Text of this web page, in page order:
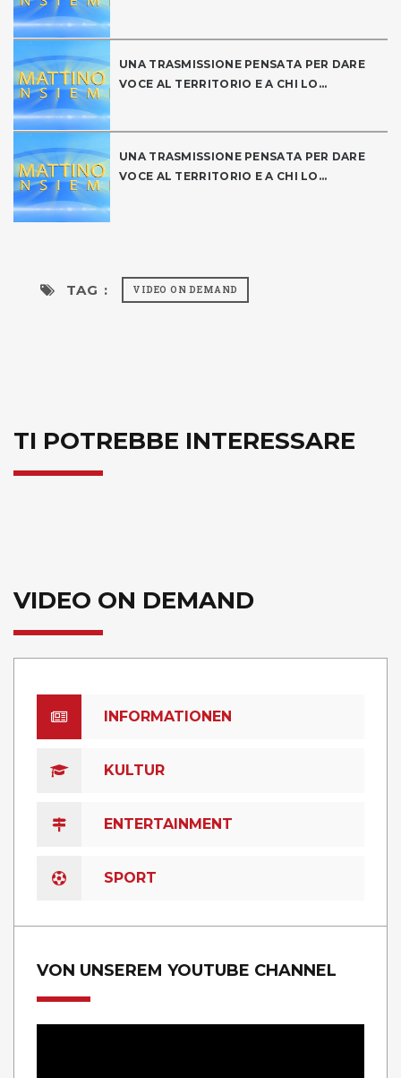
UNA TRASMISSIONE PENSATA PER DARE
VOCE AL TERRITORIO E A CHI LO...
UNA TRASMISSIONE PENSATA PER DARE
VOCE AL TERRITORIO E A CHI LO...
TAG : VIDEO ON DEMAND
TI POTREBBE INTERESSARE
VIDEO ON DEMAND
INFORMATIONEN
KULTUR
ENTERTAINMENT
SPORT
VON UNSEREM YOUTUBE CHANNEL